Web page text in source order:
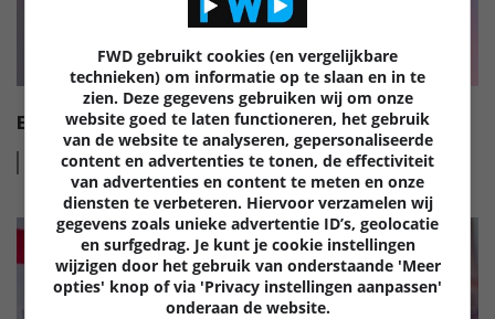
EISA HI-FI AWARDS 2022-2023
meer
FWD gebruikt cookies (en vergelijkbare
technieken) om informatie op te slaan en in te
zien. Deze gegevens gebruiken wij om onze
website goed te laten functioneren, het gebruik
van de website te analyseren, gepersonaliseerde
content en advertenties te tonen, de effectiviteit
van advertenties en content te meten en onze
diensten te verbeteren. Hiervoor verzamelen wij
gegevens zoals unieke advertentie ID’s, geolocatie
en surfgedrag. Je kunt je cookie instellingen
wijzigen door het gebruik van onderstaande 'Meer
opties' knop of via 'Privacy instellingen aanpassen'
onderaan de website.